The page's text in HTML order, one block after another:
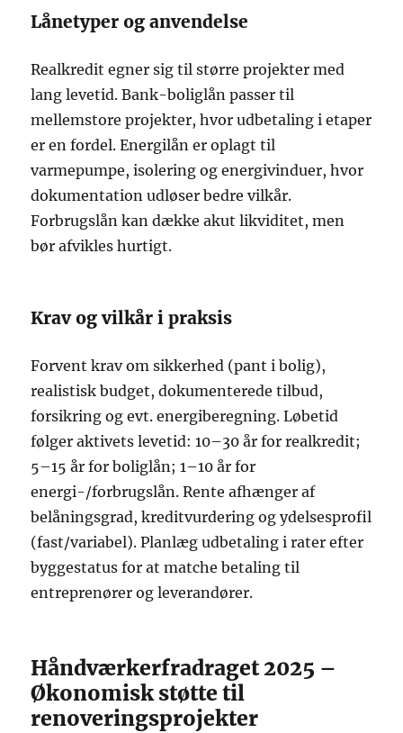
Lånetyper og anvendelse
Realkredit egner sig til større projekter med
lang levetid. Bank-boliglån passer til
mellemstore projekter, hvor udbetaling i etaper
er en fordel. Energilån er oplagt til
varmepumpe, isolering og energivinduer, hvor
dokumentation udløser bedre vilkår.
Forbrugslån kan dække akut likviditet, men
bør afvikles hurtigt.
Krav og vilkår i praksis
Forvent krav om sikkerhed (pant i bolig),
realistisk budget, dokumenterede tilbud,
forsikring og evt. energiberegning. Løbetid
følger aktivets levetid: 10–30 år for realkredit;
5–15 år for boliglån; 1–10 år for
energi-/forbrugslån. Rente afhænger af
belåningsgrad, kreditvurdering og ydelsesprofil
(fast/variabel). Planlæg udbetaling i rater efter
byggestatus for at matche betaling til
entreprenører og leverandører.
Håndværkerfradraget 2025 –
Økonomisk støtte til
renoveringsprojekter